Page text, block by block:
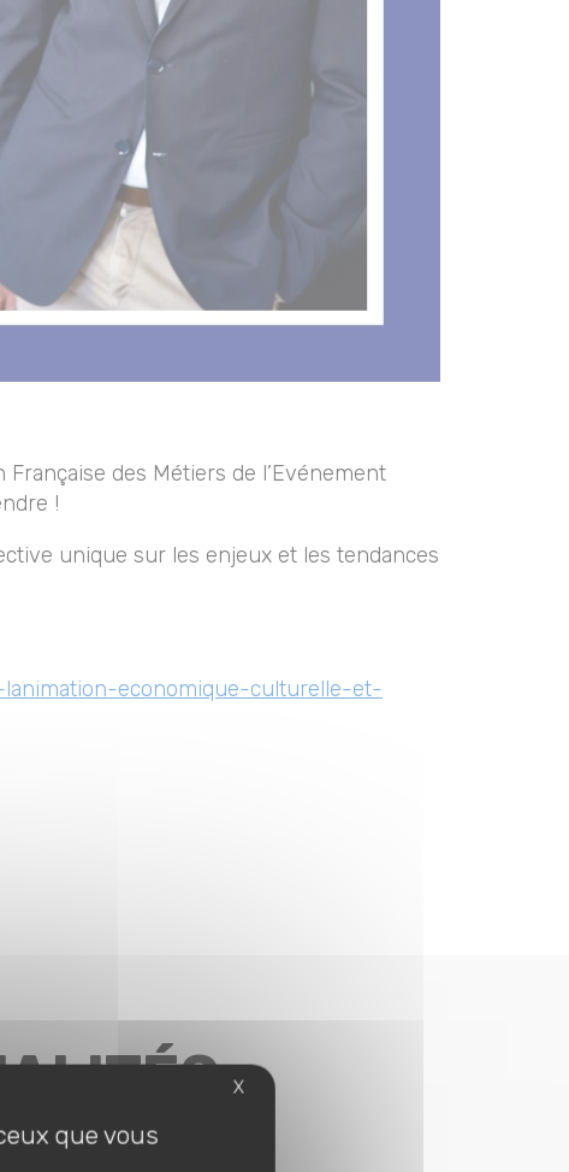
des Métiers de l’Evénement
!
unique sur les enjeux et les tendances
economique-culturelle-et-
X
que vous